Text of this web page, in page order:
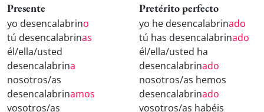
Presente
yo desencalabrino
tú desencalabrinas
él/ella/usted
desencalabrina
nosotros/as
desencalabrinamos
vosotros/as
Pretérito perfecto
yo he desencalabrinado
tú has desencalabrinado
él/ella/usted ha
desencalabrinado
nosotros/as hemos
desencalabrinado
vosotros/as habéis